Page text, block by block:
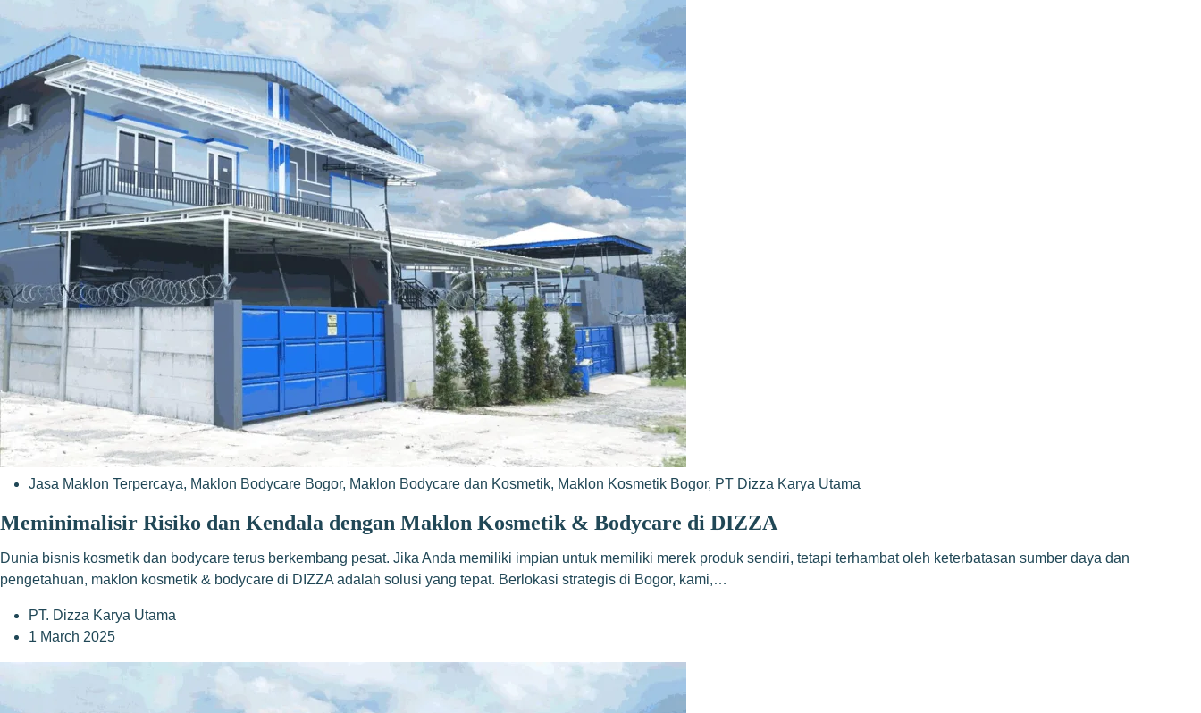
Jasa Maklon Terpercaya, Maklon Bodycare Bogor, Maklon Bodycare dan Kosmetik, Maklon Kosmetik Bogor, PT Dizza Karya Utama
Meminimalisir Risiko dan Kendala dengan Maklon Kosmetik & Bodycare di DIZZA
Dunia bisnis kosmetik dan bodycare terus berkembang pesat. Jika Anda memiliki impian untuk memiliki merek produk sendiri, tetapi terhambat oleh keterbatasan sumber daya dan
pengetahuan, maklon kosmetik & bodycare di DIZZA adalah solusi yang tepat. Berlokasi strategis di Bogor, kami,…
PT. Dizza Karya Utama
1 March 2025